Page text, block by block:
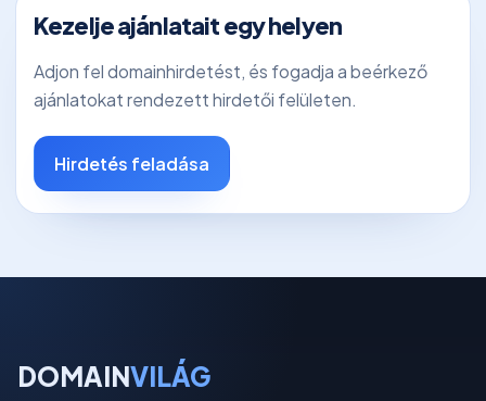
Kezelje ajánlatait egy helyen
Adjon fel domainhirdetést, és fogadja a beérkező
ajánlatokat rendezett hirdetői felületen.
Hirdetés feladása
DOMAINVILÁG